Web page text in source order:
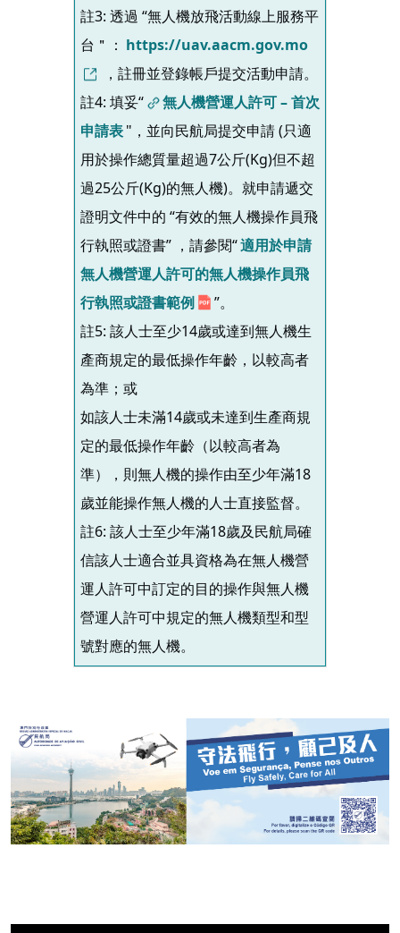
註3: 透過 “無人機放飛活動線上服務平
台＂： https://uav.aacm.gov.mo
，註冊並登錄帳戶提交活動申請。
註4: 填妥“
無人機營運人許可 – 首次
申請表"，並向民航局提交申請 (只適
用於操作總質量超過7公斤(Kg)但不超
過25公斤(Kg)的無人機)。就申請遞交
證明文件中的 “有效的無人機操作員飛
行執照或證書” ，請參閱“適用於申請
無人機營運人許可的無人機操作員飛
行執照或證書範例
”。
註5: 該人士至少14歲或達到無人機生
產商規定的最低操作年齡，以較高者
為準；或
如該人士未滿14歲或未達到生產商規
定的最低操作年齡（以較高者為
準），則無人機的操作由至少年滿18
歲並能操作無人機的人士直接監督。
註6: 該人士至少年滿18歲及民航局確
信該人士適合並具資格為在無人機營
運人許可中訂定的目的操作與無人機
營運人許可中規定的無人機類型和型
號對應的無人機。